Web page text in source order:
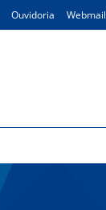
Ouvidoria Webmail